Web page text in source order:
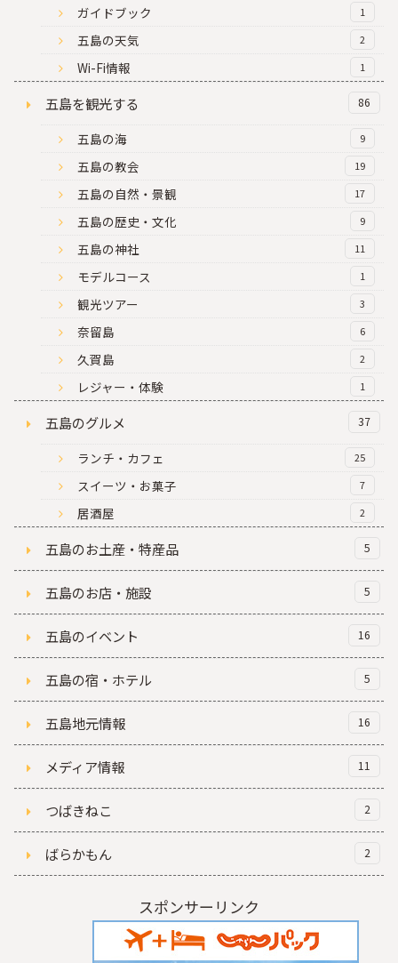
ガイドブック 1
五島の天気 2
Wi-Fi情報 1
五島を観光する 86
五島の海 9
五島の教会 19
五島の自然・景観 17
五島の歴史・文化 9
五島の神社 11
モデルコース 1
観光ツアー 3
奈留島 6
久賀島 2
レジャー・体験 1
五島のグルメ 37
ランチ・カフェ 25
スイーツ・お菓子 7
居酒屋 2
五島のお土産・特産品 5
五島のお店・施設 5
五島のイベント 16
五島の宿・ホテル 5
五島地元情報 16
メディア情報 11
つばきねこ 2
ばらかもん 2
スポンサーリンク